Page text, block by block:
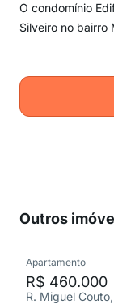
O condomínio
Silveiro no bairro
Outros
Apartamento
R$ 460.000
R. Miguel